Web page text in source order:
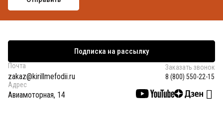
Подписка на рассылку
Почта
zakaz@kirillmefodii.ru
Заказать звонок
8 (800) 550-22-15
Адрес
Авиамоторная, 14